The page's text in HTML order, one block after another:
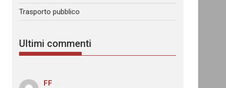
Trasporto pubblico
Ultimi commenti
FF